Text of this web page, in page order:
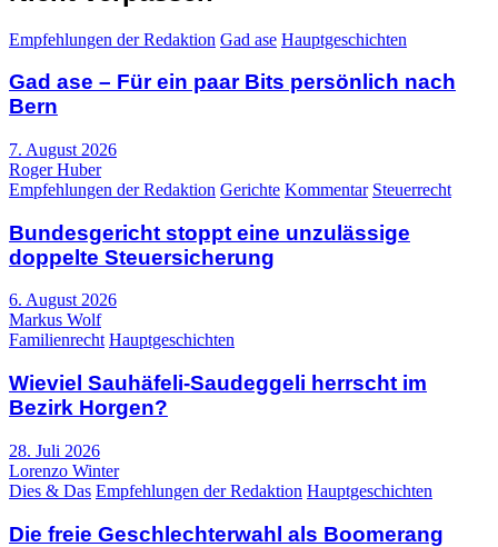
Empfehlungen der Redaktion Gad ase Hauptgeschichten
Gad ase – Für ein paar Bits persönlich nach
Bern
7. August 2026
Roger Huber
Empfehlungen der Redaktion Gerichte Kommentar Steuerrecht
Bundesgericht stoppt eine unzulässige
doppelte Steuersicherung
6. August 2026
Markus Wolf
Familienrecht Hauptgeschichten
Wieviel Sauhäfeli-Saudeggeli herrscht im
Bezirk Horgen?
28. Juli 2026
Lorenzo Winter
Dies & Das Empfehlungen der Redaktion Hauptgeschichten
Die freie Geschlechterwahl als Boomerang